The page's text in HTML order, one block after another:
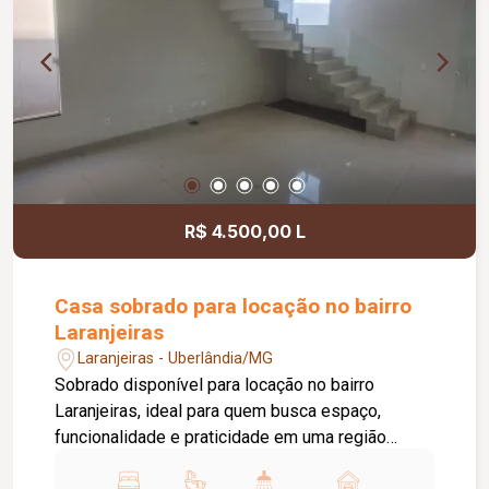
integrada à área de serviço equipada com
cooktop, botijão de gás e máquina de lavar, piso
em porcelanato, pintura nova e aproximadamente
R$ 4.500,00 L
Casa sobrado para locação no bairro
Laranjeiras
Laranjeiras - Uberlândia/MG
Sobrado disponível para locação no bairro
Laranjeiras, ideal para quem busca espaço,
funcionalidade e praticidade em uma região